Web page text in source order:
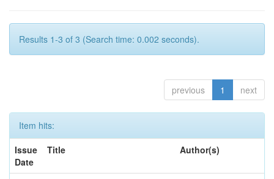
Results 1-3 of 3 (Search time: 0.002 seconds).
previous 1 next
Item hits:
Issue
Date
Title Author(s)